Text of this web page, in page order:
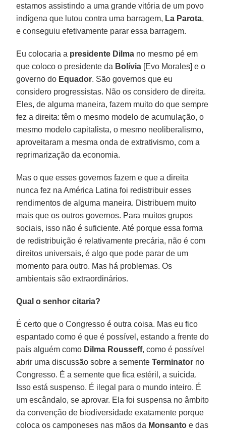
estamos assistindo a uma grande vitória de um povo
indígena que lutou contra uma barragem, La Parota,
e conseguiu efetivamente parar essa barragem.
Eu colocaria a presidente Dilma no mesmo pé em
que coloco o presidente da Bolívia [Evo Morales] e o
governo do Equador. São governos que eu
considero progressistas. Não os considero de direita.
Eles, de alguma maneira, fazem muito do que sempre
fez a direita: têm o mesmo modelo de acumulação, o
mesmo modelo capitalista, o mesmo neoliberalismo,
aproveitaram a mesma onda de extrativismo, com a
reprimarização da economia.
Mas o que esses governos fazem e que a direita
nunca fez na América Latina foi redistribuir esses
rendimentos de alguma maneira. Distribuem muito
mais que os outros governos. Para muitos grupos
sociais, isso não é suficiente. Até porque essa forma
de redistribuição é relativamente precária, não é com
direitos universais, é algo que pode parar de um
momento para outro. Mas há problemas. Os
ambientais são extraordinários.
Qual o senhor citaria?
É certo que o Congresso é outra coisa. Mas eu fico
espantado como é que é possível, estando a frente do
país alguém como Dilma Rousseff, como é possível
abrir uma discussão sobre a sementeTerminator no
Congresso. É a semente que fica estéril, a suicida.
Isso está suspenso. É ilegal para o mundo inteiro. É
um escândalo, se aprovar. Ela foi suspensa no âmbito
da convenção de biodiversidade exatamente porque
coloca os camponeses nas mãos da Monsanto e das